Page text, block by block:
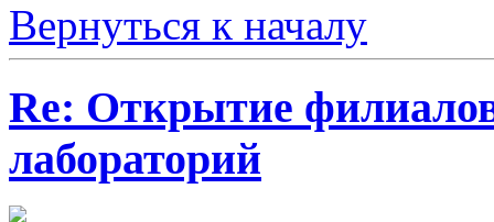
Вернуться к началу
Re: Открытие
лабораторий